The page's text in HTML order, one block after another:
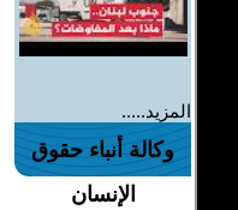
المزيد.....
وكالة أنباء حقوق
الإنسان